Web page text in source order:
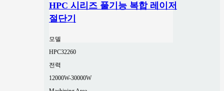
HPC 시리즈 풀기능 복합 레이저
절단기
모델
HPC32260
전력
12000W-30000W